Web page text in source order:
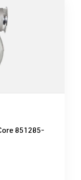
851285-